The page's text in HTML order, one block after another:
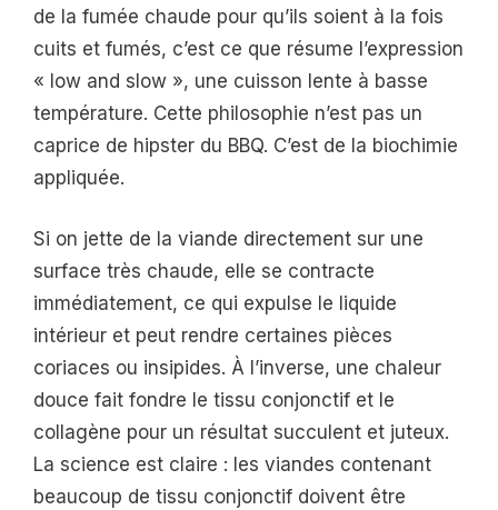
de la fumée chaude pour qu’ils soient à la fois
cuits et fumés, c’est ce que résume l’expression
« low and slow », une cuisson lente à basse
température. Cette philosophie n’est pas un
caprice de hipster du BBQ. C’est de la biochimie
appliquée.
Si on jette de la viande directement sur une
surface très chaude, elle se contracte
immédiatement, ce qui expulse le liquide
intérieur et peut rendre certaines pièces
coriaces ou insipides. À l’inverse, une chaleur
douce fait fondre le tissu conjonctif et le
collagène pour un résultat succulent et juteux.
La science est claire : les viandes contenant
beaucoup de tissu conjonctif doivent être